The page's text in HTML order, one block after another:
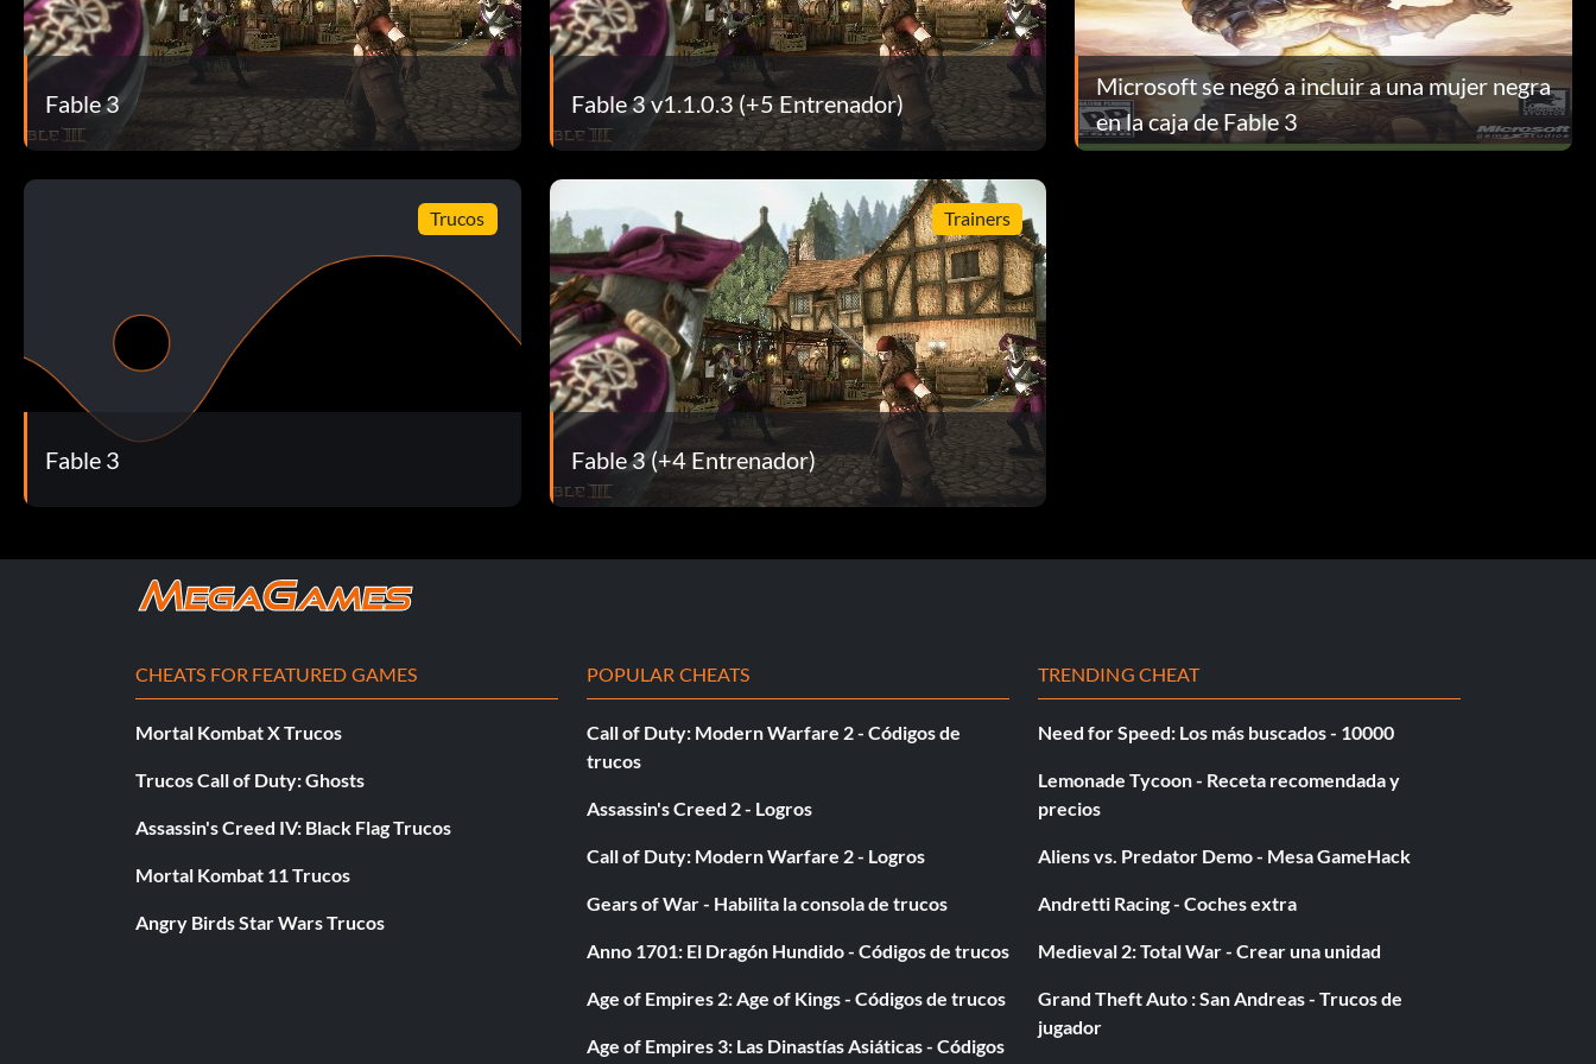
Hermanos fantasma
Recompensa: 10 puntos
Objetivo: Asegúrate de que Max y Sam llegan a casa a tiempo para el té.
Objetivo: Ayudar a los célebres actores Lambert y Pinch a representar la mejor obra de teatro del mundo.
El Santuario Oscuro
Recompensa: 10 puntos
Paraíso insular
Objetivo: Establecer la isla de Driftwood.
Knight Jumps Chesty
Recompensa: 10 puntos
Fable 3 Fable 3 v1.1.0.3 (+5 Entrenador)
Microsoft se negó a incluir a una mujer negra
en la caja de Fable 3
Trucos
Fable 3
Trainers
Fable 3 (+4 Entrenador)
CHEATS FOR FEATURED GAMES
Mortal Kombat X Trucos
Trucos Call of Duty: Ghosts
Assassin's Creed IV: Black Flag Trucos
Mortal Kombat 11 Trucos
Angry Birds Star Wars Trucos
POPULAR CHEATS
Call of Duty: Modern Warfare 2 - Códigos de
trucos
Assassin's Creed 2 - Logros
Call of Duty: Modern Warfare 2 - Logros
Gears of War - Habilita la consola de trucos
Anno 1701: El Dragón Hundido - Códigos de trucos
Age of Empires 2: Age of Kings - Códigos de trucos
Age of Empires 3: Las Dinastías Asiáticas - Códigos
TRENDING CHEAT
Need for Speed: Los más buscados - 10000
Lemonade Tycoon - Receta recomendada y
precios
Aliens vs. Predator Demo - Mesa GameHack
Andretti Racing - Coches extra
Medieval 2: Total War - Crear una unidad
Grand Theft Auto : San Andreas - Trucos de
jugador